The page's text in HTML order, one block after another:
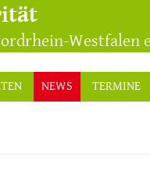
Westfalen
NEWS TERMINE